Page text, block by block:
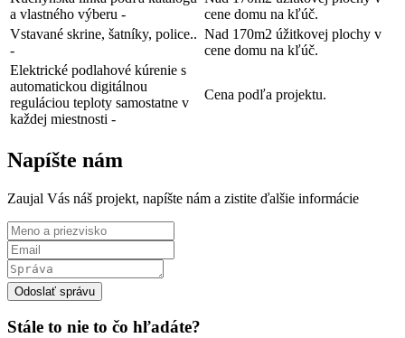
a vlastného výberu -
cene domu na kľúč.
Vstavané skrine, šatníky, police..
-
Nad 170m2 úžitkovej plochy v
cene domu na kľúč.
Elektrické podlahové kúrenie s
automatickou digitálnou
reguláciou teploty samostatne v
každej miestnosti -
Cena podľa projektu.
Napíšte nám
Zaujal Vás náš projekt, napíšte nám a zistite ďalšie informácie
Odoslať správu
Stále to nie to čo hľadáte?